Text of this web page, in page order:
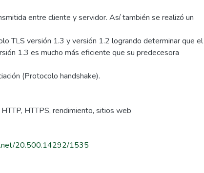
entre cliente y servidor. Así también se realizó un
TLS versión 1.3 y versión 1.2 logrando determinar que el
1.3 es mucho más eficiente que su predecesora
(Protocolo handshake).
HTTP, HTTPS, rendimiento, sitios web
20.500.14292/1535